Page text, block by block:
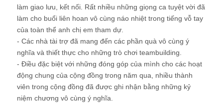
làm giao lưu, kết nối. Rất nhiều những giọng ca tuyệt vời đã
làm cho buổi liên hoan vô cùng náo nhiệt trong tiếng vỗ tay
của toàn thể anh chị em tham dự.
- Các nhà tài trợ đã mang đến các phần quà vô cùng ý
nghĩa và thiết thực cho những trò chơi teambuilding.
- Điều đặc biệt với những đóng góp của mình cho các hoạt
động chung của cộng đồng trong năm qua, nhiều thành
viên trong cộng đồng đã được ghi nhận bằng những kỷ
niệm chương vô cùng ý nghĩa.